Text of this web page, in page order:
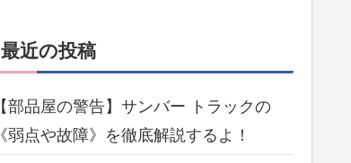
最近の投稿
【部品屋の警告】サンバー トラックの
《弱点や故障》を徹底解説するよ！